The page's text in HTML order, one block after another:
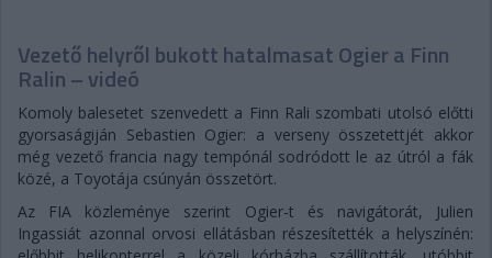
Vezető helyről bukott hatalmasat Ogier a Finn
Ralin – videó
Komoly balesetet szenvedett a Finn Rali szombati utolsó előtti
gyorsaságiján Sebastien Ogier: a verseny összetettjét akkor
még vezető francia nagy tempónál sodródott le az útról a fák
közé, a Toyotája csúnyán összetört.
Az FIA közleménye szerint Ogier-t és navigátorát, Julien
Ingassiát azonnal orvosi ellátásban részesítették a helyszínén: